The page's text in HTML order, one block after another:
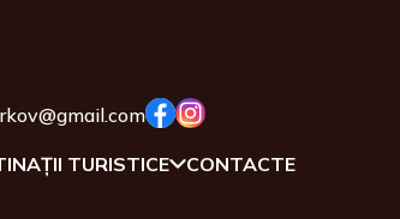
TURISTICE CONTACTE